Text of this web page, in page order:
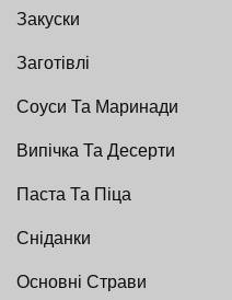
Закуски
Заготівлі
Соуси Та Маринади
Випічка Та Десерти
Паста Та Піца
Сніданки
Основні Страви